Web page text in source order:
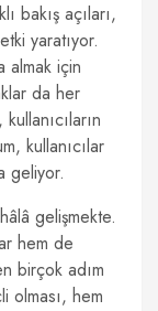
bakış açıları,
yaratıyor.
almak için
da her
kullanıcılar
geliyor.
gelişmekte.
hem de
birçok adım
olması, hem